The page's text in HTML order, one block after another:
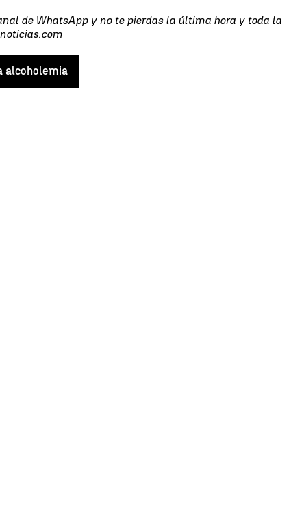
de WhatsAppy no te pierdas la última hora y toda la
alcoholemia